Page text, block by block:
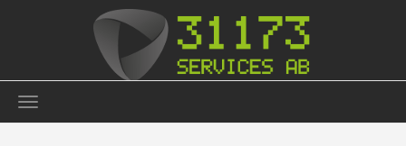
Toggle
navigation